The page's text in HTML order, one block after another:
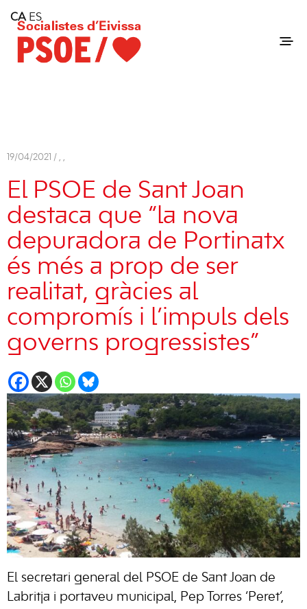
Consell Insular d'Eivissa
Services
Contact
19/04/2021 / , ,
El PSOE de Sant Joan
destaca que “la nova
depuradora de Portinatx
és més a prop de ser
realitat, gràcies al
compromís i l’impuls dels
governs progressistes”
El secretari general del PSOE de Sant Joan de
Labritja i portaveu municipal, Pep Torres ‘Peret’,
CA ES